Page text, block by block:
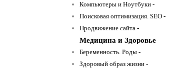
Компьютеры и Ноутбуки -
Поисковая оптимизация. SEO -
Продвижение сайта -
Медицина и Здоровье
Беременность. Роды -
Здоровый образ жизни -